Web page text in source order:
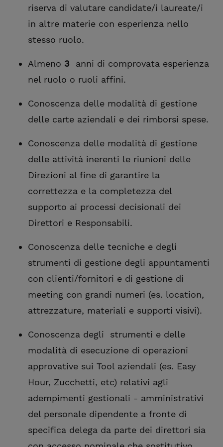
riserva di valutare candidate/i laureate/i
in altre materie con esperienza nello
stesso ruolo.
Almeno 3 anni di comprovata esperienza
nel ruolo o ruoli affini.
Conoscenza delle modalità di gestione
delle carte aziendali e dei rimborsi spese.
Conoscenza delle modalità di gestione
delle attività inerenti le riunioni delle
Direzioni al fine di garantire la
correttezza e la completezza del
supporto ai processi decisionali dei
Direttori e Responsabili.
Conoscenza delle tecniche e degli
strumenti di gestione degli appuntamenti
con clienti/fornitori e di gestione di
meeting con grandi numeri (es. location,
attrezzature, materiali e supporti visivi).
Conoscenza degli strumenti e delle
modalità di esecuzione di operazioni
approvative sui Tool aziendali (es. Easy
Hour, Zucchetti, etc) relativi agli
adempimenti gestionali - amministrativi
del personale dipendente a fronte di
specifica delega da parte dei direttori sia